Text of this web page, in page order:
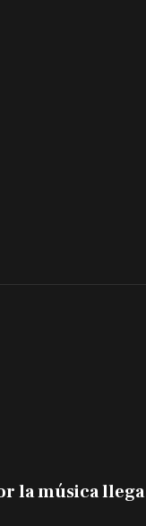
la música